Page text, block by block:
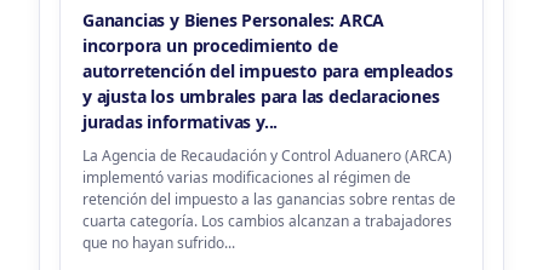
Ganancias y Bienes Personales: ARCA
incorpora un procedimiento de
autorretención del impuesto para empleados
y ajusta los umbrales para las declaraciones
juradas informativas y...
La Agencia de Recaudación y Control Aduanero (ARCA)
implementó varias modificaciones al régimen de
retención del impuesto a las ganancias sobre rentas de
cuarta categoría. Los cambios alcanzan a trabajadores
que no hayan sufrido...